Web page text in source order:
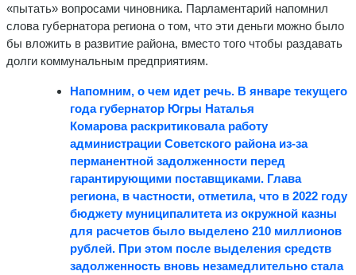
«пытать» вопросами чиновника. Парламентарий напомнил
слова губернатора региона о том, что эти деньги можно было
бы вложить в развитие района, вместо того чтобы раздавать
долги коммунальным предприятиям.
Напомним, о чем идет речь. В январе текущего
года губернатор Югры Наталья
Комаровараскритиковала работу
администрации Советского района из-за
перманентной задолженности перед
гарантирующими поставщиками. Глава
региона, в частности, отметила, что в 2022 году
бюджету муниципалитета из окружной казны
для расчетов было выделено 210 миллионов
рублей. При этом после выделения средств
задолженность вновь незамедлительно стала